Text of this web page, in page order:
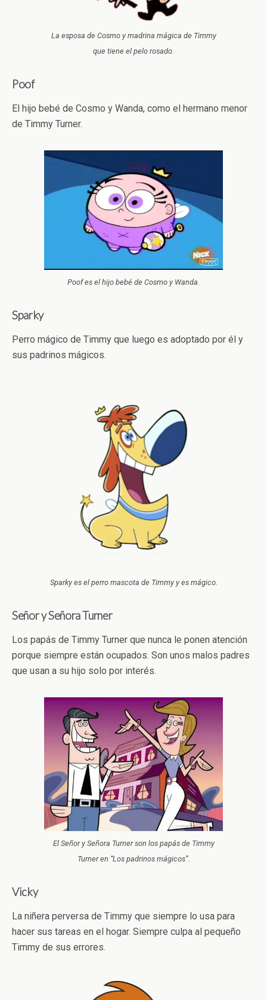
La esposa de Cosmo y madrina mágica de Timmy
que tiene el pelo rosado.
Poof
El hijo bebé de Cosmo y Wanda, como el hermano menor
de Timmy Turner.
Poof es el hijo bebé de Cosmo y Wanda.
Sparky
Perro mágico de Timmy que luego es adoptado por él y
sus padrinos mágicos.
Sparky es el perro mascota de Timmy y es mágico.
Señor y Señora Turner
Los papás de Timmy Turner que nunca le ponen atención
porque siempre están ocupados. Son unos malos padres
que usan a su hijo solo por interés.
El Señor y Señora Turner son los papás de Timmy
Turner en “Los padrinos mágicos”.
Vicky
La niñera perversa de Timmy que siempre lo usa para
hacer sus tareas en el hogar. Siempre culpa al pequeño
Timmy de sus errores.